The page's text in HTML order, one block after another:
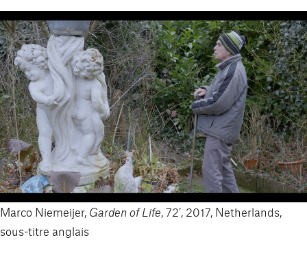
Marco Niemeijer, Garden of Life, 72’, 2017, Netherlands,
sous-titre anglais